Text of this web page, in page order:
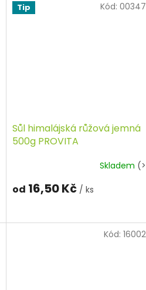
Tip
Sůl himalájská růžová jemná
500g PROVITA
Skladem
od 16,50 Kč / ks
Kód:
Kód: